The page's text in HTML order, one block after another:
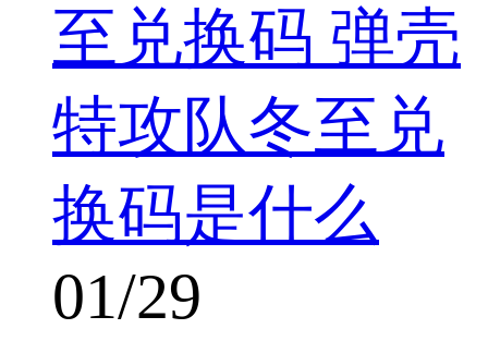
至兑换码 弹壳
特攻队冬至兑
换码是什么
01/29